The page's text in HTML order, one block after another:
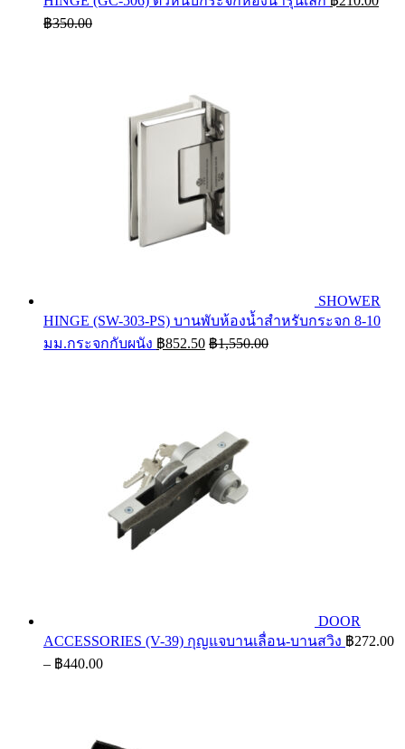
฿350.00
SHOWER
HINGE (SW-303-PS) บานพับห้องน้ำสำหรับกระจก 8-10
มม.กระจกกับผนัง ฿852.50 ฿1,550.00
DOOR
ACCESSORIES (V-39) กุญแจบานเลื่อน-บานสวิง ฿272.00
– ฿440.00Price